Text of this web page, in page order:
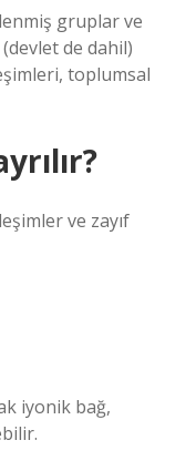
gruplar ve
de dahil)
toplumsal
ve zayıf
iyonik bağ,